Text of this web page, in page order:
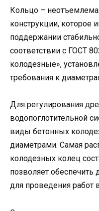
Кольцо –
конструкции, которое
поддержании
соответствии с ГОСТ
колодезные»,
требования к
Для регулирования
водопоглотительной
виды бетонных
диаметрами. Самая
колодезных колец
позволяет
для проведения работ